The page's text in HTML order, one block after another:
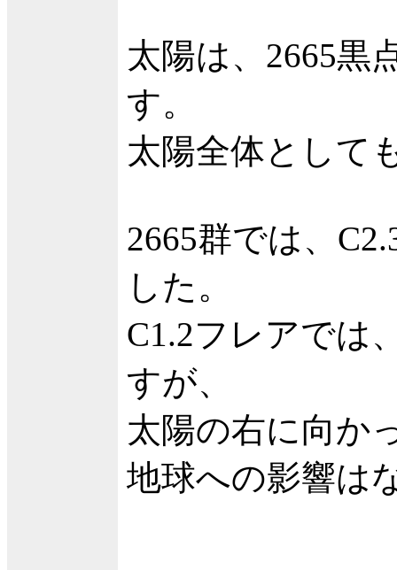
太陽は、2665黒
す。
太陽全体として
2665群では、
した。
C1.2フレアでは
すが、
太陽の右に向か
地球への影響は